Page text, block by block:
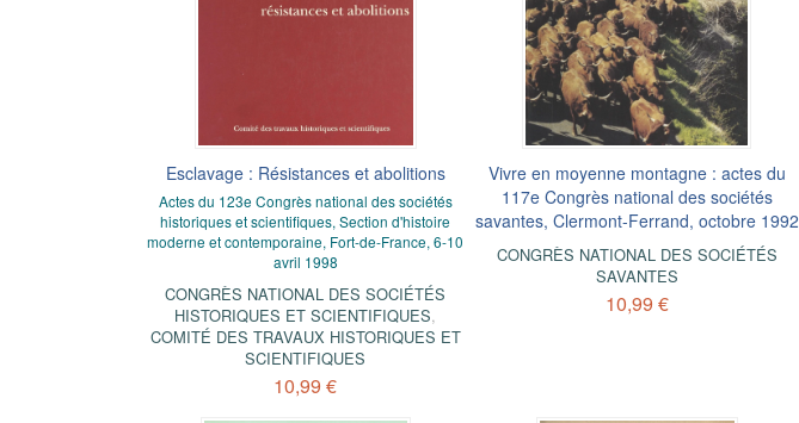
Esclavage : Résistances et abolitions
Actes du 123e Congrès national des sociétés
historiques et scientifiques, Section d'histoire
moderne et contemporaine, Fort-de-France, 6-10
avril 1998
CONGRÈS NATIONAL DES SOCIÉTÉS
HISTORIQUES ET SCIENTIFIQUES,
COMITÉ DES TRAVAUX HISTORIQUES ET
SCIENTIFIQUES
10,99 €
Vivre en moyenne montagne : actes du
117e Congrès national des sociétés
savantes, Clermont-Ferrand, octobre 1992
CONGRÈS NATIONAL DES SOCIÉTÉS
SAVANTES
10,99 €